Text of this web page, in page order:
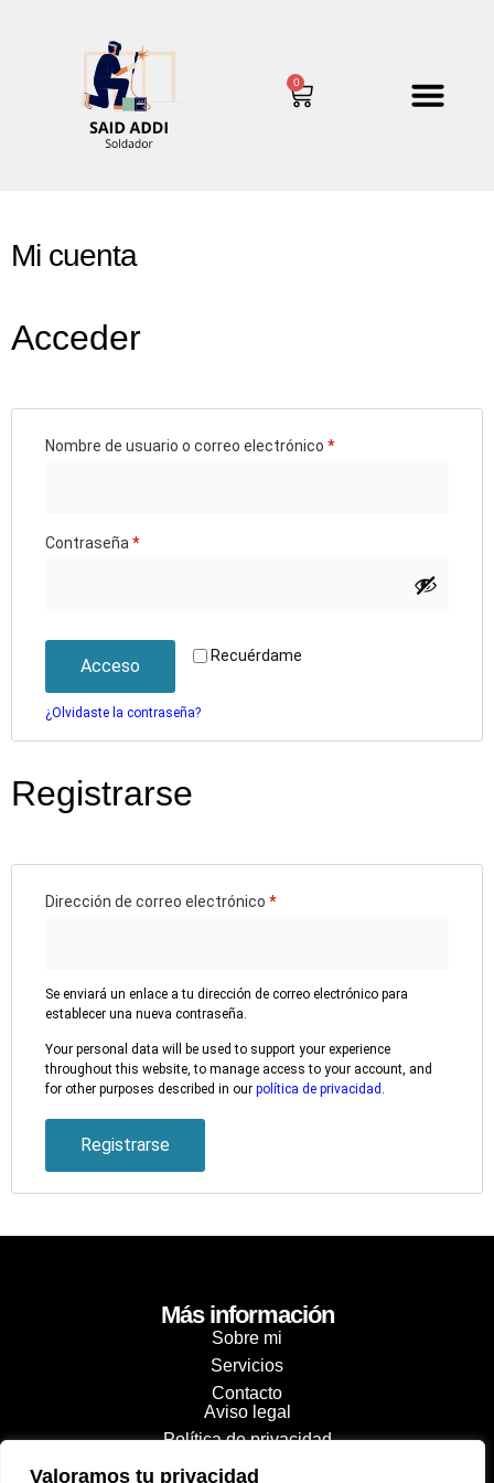
Valoramos tu privacidad
0
Mi cuenta
Acceder
Nombre de usuario o correo electrónico *
Contraseña *
Recuérdame
Acceso
¿Olvidaste la contraseña?
Registrarse
Dirección de correo electrónico *
Se enviará un enlace a tu dirección de correo electrónico para
establecer una nueva contraseña.
Your personal data will be used to support your experience
throughout this website, to manage access to your account, and
for other purposes described in our política de privacidad .
Registrarse
Más información
Sobre mi
Servicios
Contacto
Aviso legal
Política de privacidad
Cookies